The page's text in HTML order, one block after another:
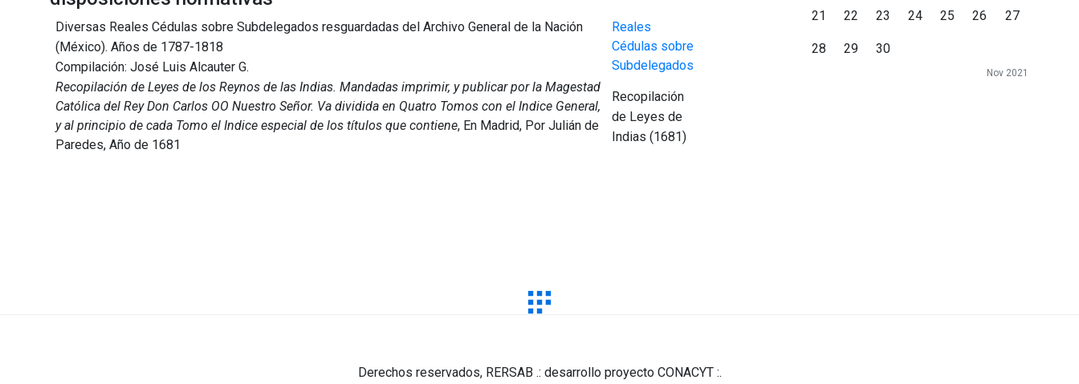
Diversas Reales Cédulas sobre Subdelegados resguardadas del Archivo General de la Nación
(México). Años de 1787-1818
Compilación: José Luis Alcauter G.
Reales
Cédulas sobre
Subdelegados
Recopilación de Leyes de los Reynos de las Indias. Mandadas imprimir, y publicar por la Magestad
Católica del Rey Don Carlos OO Nuestro Señor. Va dividida en Quatro Tomos con el Indice General,
y al principio de cada Tomo el Indice especial de los títulos que contiene, En Madrid, Por Julián de
Paredes, Año de 1681
Recopilación
de Leyes de
Indias (1681)
Nov 2021
21 22 23 24 25 26 27
28 29 30
Derechos reservados, RERSAB .: desarrollo proyecto CONACYT :.